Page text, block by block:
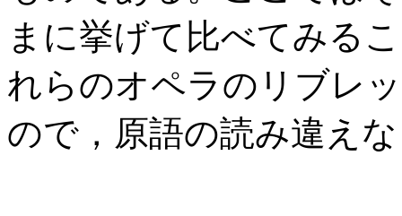
まに挙げて比べてみる
れらのオペラのリブレ
ので，原語の読み違え